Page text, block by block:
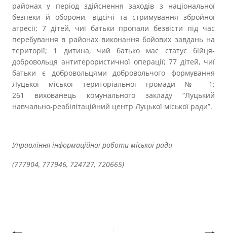
районах у період здійснення заходів з національної
безпеки й оборони, відсічі та стримування збройної
агресії; 7 дітей, чиї батьки пропали безвісти під час
перебування в районах виконання бойових завдань на
території; 1 дитина, чий батько має статус бійця-
добровольця антитерористичної операції; 77 дітей, чиї
батьки є добровольцями добровольчого формування
Луцької міської територіальної громади № 1;
261 вихованець комунального закладу “Луцький
навчально-реабілітаційний центр Луцької міської ради”.
Управління інформаційної роботи міської ради
(777904, 777946, 724727, 720665)